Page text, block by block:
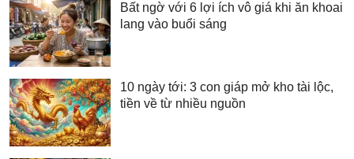
Bất ngờ với 6 lợi ích vô giá khi ăn khoai
lang vào buổi sáng
10 ngày tới: 3 con giáp mở kho tài lộc,
tiền về từ nhiều nguồn